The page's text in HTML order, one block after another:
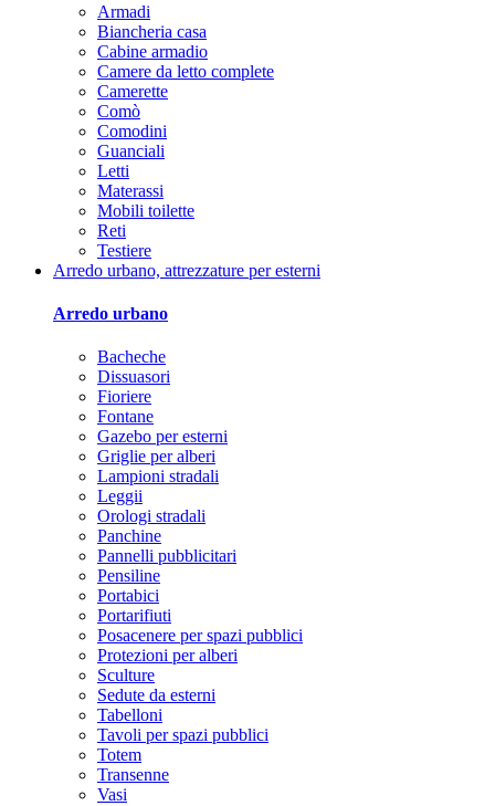
Armadi
Biancheria casa
Cabine armadio
Camere da letto complete
Camerette
Comò
Comodini
Guanciali
Letti
Materassi
Mobili toilette
Reti
Testiere
Arredo urbano, attrezzature per esterni
Arredo urbano
Bacheche
Dissuasori
Fioriere
Fontane
Gazebo per esterni
Griglie per alberi
Lampioni stradali
Leggii
Orologi stradali
Panchine
Pannelli pubblicitari
Pensiline
Portabici
Portarifiuti
Posacenere per spazi pubblici
Protezioni per alberi
Sculture
Sedute da esterni
Tabelloni
Tavoli per spazi pubblici
Totem
Transenne
Vasi